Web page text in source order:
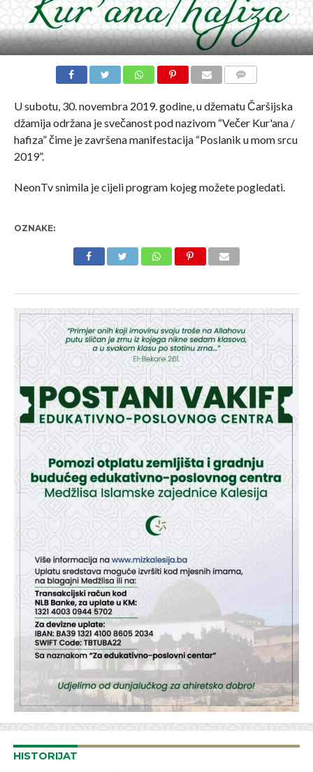
U subotu, 30. novembra 2019. godine, u džematu Čaršijska
džamija održana je svečanost pod nazivom “Večer Kur'ana /
hafiza” čime je završena manifestacija “Poslanik u mom srcu
2019”.
NeonTv snimila je cijeli program kojeg možete pogledati.
OZNAKE:
HISTORIJAT